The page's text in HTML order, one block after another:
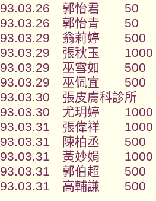
93.03.26 郭怡君 50
93.03.26 郭怡青 50
93.03.29 翁莉婷 500
93.03.29 張秋玉 1000
93.03.29 巫雪如 500
93.03.29 巫佩宜 500
93.03.30 張皮膚科診
93.03.30 尤玥婷 1000
93.03.31 張偉祥 1000
93.03.31 陳柏丞 500
93.03.31 黃妙娟 1000
93.03.31 郭伯超 500
93.03.31 高輔謙 500